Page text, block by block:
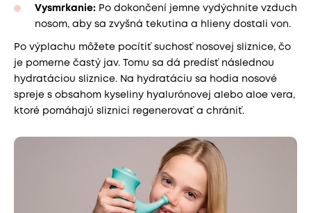
Vysmrkanie: Po dokončení jemne vydýchnite vzduch
nosom, aby sa zvyšná tekutina a hlieny dostali von.
Po výplachu môžete pocítiť suchosť nosovej sliznice, čo
je pomerne častý jav. Tomu sa dá predísť následnou
hydratáciou sliznice. Na hydratáciu sa hodia nosové
spreje s obsahom kyseliny hyalurónovej alebo aloe vera,
ktoré pomáhajú sliznici regenerovať a chrániť.